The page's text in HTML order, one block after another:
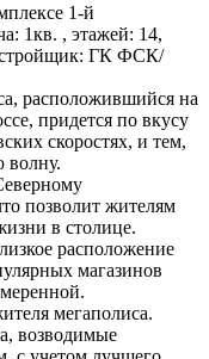
1-й
1кв. , этажей: 14,
ГК ФСК/
расположившийся на
придется по вкусу
скоростях, и тем,
волну.
позволит жителям
в столице.
расположение
магазинов
мегаполиса.
возводимые